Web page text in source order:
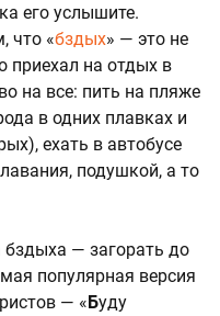
его услышите.
что «бздых» — это не
приехал на отдых в
на все: пить на пляже
в одних плавках и
ехать в автобусе
подушкой, а то
бздыха — загорать до
популярная версия
— «Буду